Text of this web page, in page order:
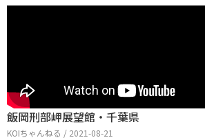
飯岡刑部岬展望館・千葉県
KOIちゃんねる / 2021-08-21